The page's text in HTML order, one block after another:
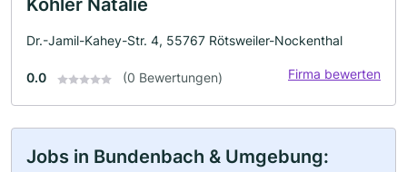
Köhler Natalie
Dr.-Jamil-Kahey-Str. 4, 55767 Rötsweiler-Nockenthal
0.0 (0 Bewertungen) Firma bewerten
Jobs in Bundenbach & Umgebung: